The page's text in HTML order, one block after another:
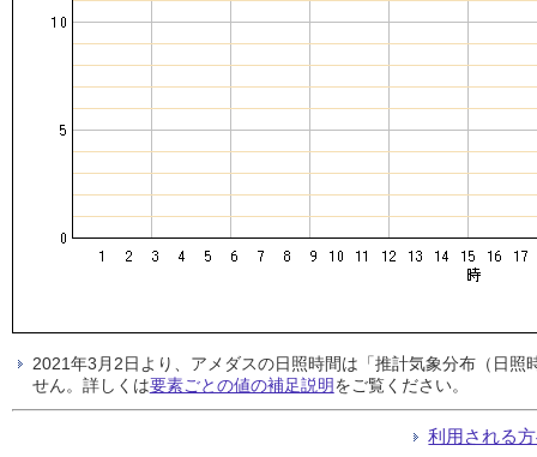
2021年3月2日より、アメダスの日照時間は「推計気象分布（日
せん。詳しくは要素ごとの値の補足説明をご覧ください。
利用される